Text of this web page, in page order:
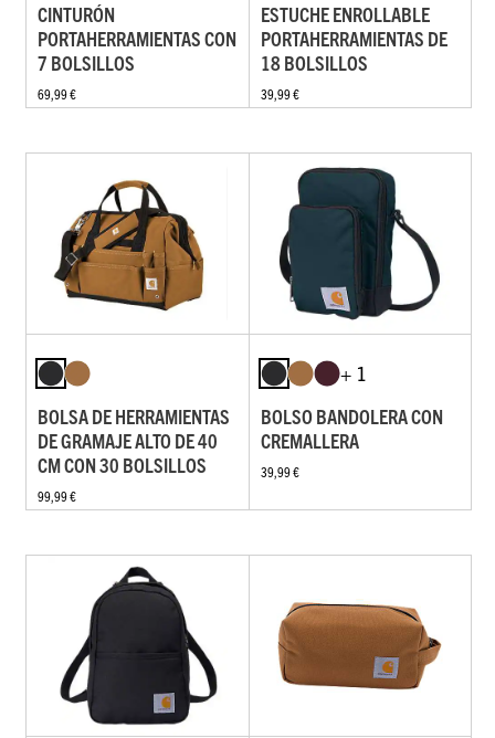
CINTURÓN
PORTAHERRAMIENTAS CON
7 BOLSILLOS
69,99 €
ESTUCHE ENROLLABLE
PORTAHERRAMIENTAS DE
18 BOLSILLOS
39,99 €
BOLSA DE HERRAMIENTAS
DE GRAMAJE ALTO DE 40
CM CON 30 BOLSILLOS
99,99 €
+ 1
BOLSO BANDOLERA CON
CREMALLERA
39,99 €